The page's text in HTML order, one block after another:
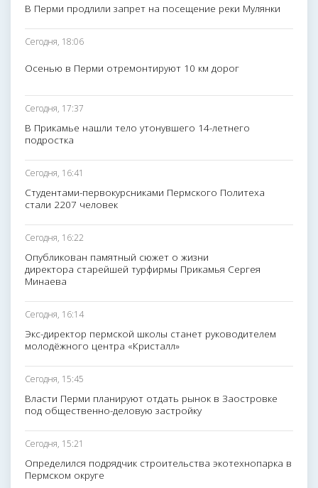
В Перми продлили запрет на посещение реки Мулянки
Сегодня, 18:06
Осенью в Перми отремонтируют 10 км дорог
Сегодня, 17:37
В Прикамье нашли тело утонувшего 14-летнего
подростка
Сегодня, 16:41
Студентами-первокурсниками Пермского Политеха
стали 2207 человек
Сегодня, 16:22
Опубликован памятный сюжет о жизни
директора старейшей турфирмы Прикамья Сергея
Минаева
Сегодня, 16:14
Экс-директор пермской школы станет руководителем
молодёжного центра «Кристалл»
Сегодня, 15:45
Власти Перми планируют отдать рынок в Заостровке
под общественно-деловую застройку
Сегодня, 15:21
Определился подрядчик строительства экотехнопарка в
Пермском округе